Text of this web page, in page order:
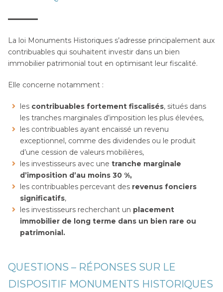
La loi Monuments Historiques s’adresse principalement aux
contribuables qui souhaitent investir dans un bien
immobilier patrimonial tout en optimisant leur fiscalité.
Elle concerne notamment :
les contribuables fortement fiscalisés, situés dans
les tranches marginales d’imposition les plus élevées,
les contribuables ayant encaissé un revenu
exceptionnel, comme des dividendes ou le produit
d’une cession de valeurs mobilières,
les investisseurs avec une tranche marginale
d’imposition d’au moins 30 %,
les contribuables percevant des revenus fonciers
significatifs,
les investisseurs recherchant un placement
immobilier de long terme dans un bien rare ou
patrimonial.
QUESTIONS – RÉPONSES SUR LE
DISPOSITIF MONUMENTS HISTORIQUES